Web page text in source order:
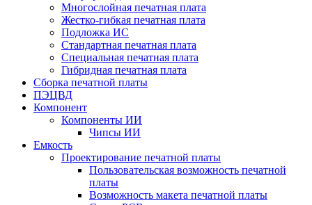
Многослойная печатная плата
Жестко-гибкая печатная плата
Подложка ИС
Стандартная печатная плата
Специальная печатная плата
Гибридная печатная плата
Сборка печатной платы
ПЭЦВД
Компонент
Компоненты ИИ
Чипсы ИИ
Емкость
Проектирование печатной платы
Пользовательская возможность печатной
платы
Возможность макета печатной платы